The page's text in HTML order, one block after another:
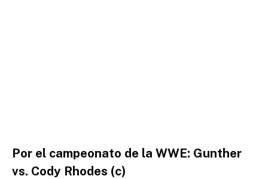
Por el campeonato de la WWE: Gunther
vs. Cody Rhodes (c)